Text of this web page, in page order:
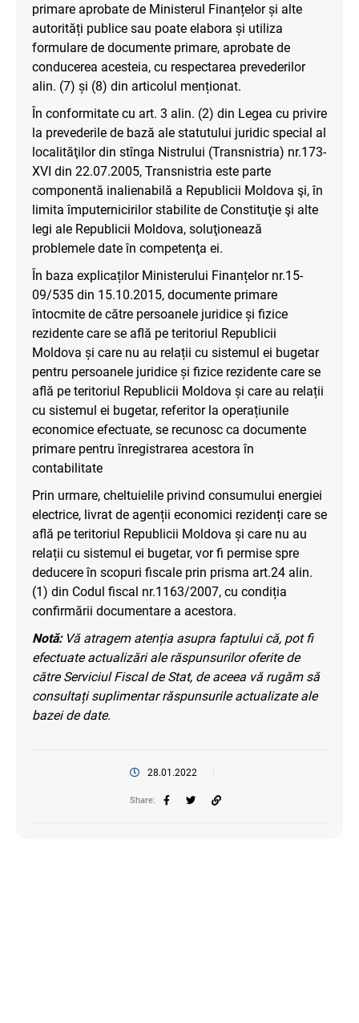
primare aprobate de Ministerul Finanțelor și alte
autorități publice sau poate elabora și utiliza
formulare de documente primare, aprobate de
conducerea acesteia, cu respectarea prevederilor
alin. (7) și (8) din articolul menționat.
În conformitate cu art. 3 alin. (2) din Legea cu privire
la prevederile de bază ale statutului juridic special al
localităţilor din stînga Nistrului (Transnistria) nr.173-
XVI din 22.07.2005, Transnistria este parte
componentă inalienabilă a Republicii Moldova şi, în
limita împuternicirilor stabilite de Constituţie şi alte
legi ale Republicii Moldova, soluţionează
problemele date în competenţa ei.
În baza explicaților Ministerului Finanțelor nr.15-
09/535 din 15.10.2015, documente primare
întocmite de către persoanele juridice și fizice
rezidente care se află pe teritoriul Republicii
Moldova și care nu au relații cu sistemul ei bugetar
pentru persoanele juridice și fizice rezidente care se
află pe teritoriul Republicii Moldova și care au relații
cu sistemul ei bugetar, referitor la operațiunile
economice efectuate, se recunosc ca documente
primare pentru înregistrarea acestora în
contabilitate
Prin urmare, cheltuielile privind consumului energiei
electrice, livrat de agenții economici rezidenți care se
află pe teritoriul Republicii Moldova și care nu au
relații cu sistemul ei bugetar, vor fi permise spre
deducere în scopuri fiscale prin prisma art.24 alin.
(1) din Codul fiscal nr.1163/2007, cu condiția
confirmării documentare a acestora.
Notă:Vă atragem atenția asupra faptului că, pot fi
efectuate actualizări ale răspunsurilor oferite de
către Serviciul Fiscal de Stat, de aceea vă rugăm să
consultați suplimentar răspunsurile actualizate ale
bazei de date.
28.01.2022
Share: